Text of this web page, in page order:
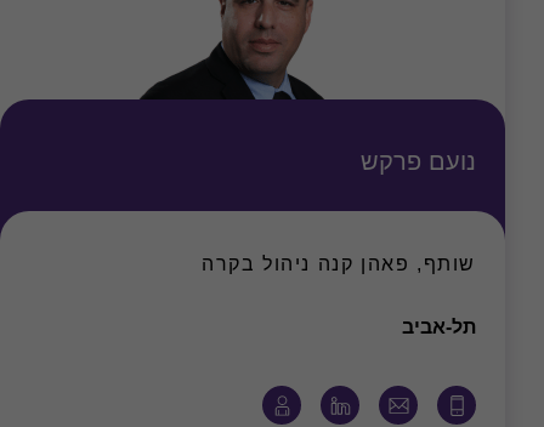
נועם פרקש
שותף, פאהן קנה ניהול בקרה
תל-אביב